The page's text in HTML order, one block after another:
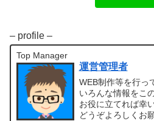
– profile –
Top Manager
運営管理者
WEB制作等を行っ
いろんな情報をこ
お役に立てれば幸
どうぞよろしくお